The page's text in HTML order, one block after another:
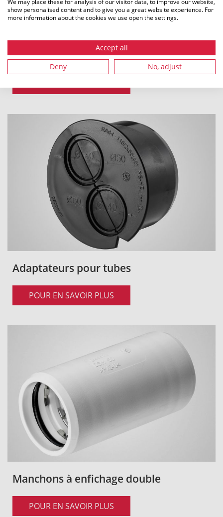
show personalised content and to give you a great website experience. For
more information about the cookies we use open the settings.
Accept all
Deny No, adjust
Raccords de serrage doubles
Adaptateurs pour tubes
POUR EN SAVOIR PLUS
Manchons à enfichage double
POUR EN SAVOIR PLUS